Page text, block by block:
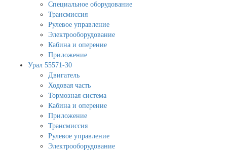
Специальное оборудование
Трансмиссия
Рулевое управление
Электрооборудование
Кабина и оперение
Приложение
Урал 55571-30
Двигатель
Ходовая часть
Тормозная система
Кабина и оперение
Приложение
Трансмиссия
Рулевое управление
Электрооборудование